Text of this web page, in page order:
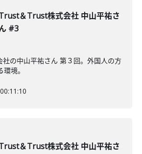
＆Trust株式会社 中山平祐さ
#3
の中山平祐さん 第３回。外国人の方
境。
00:11:10
＆Trust株式会社 中山平祐さ